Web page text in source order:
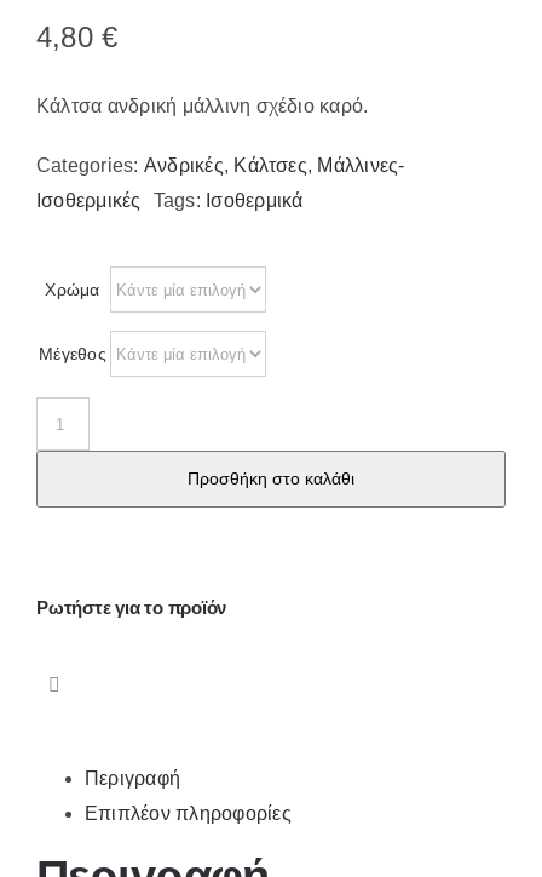
Χριστουγεννιάτικα
4,80€
Κάλτσα ανδρική μάλλινη σχέδιο καρό.
Categories: Ανδρικές, Κάλτσες, Μάλλινες-
Ισοθερμικές
Tags: Ισοθερμικά
Χρώμα
Μέγεθος
Κάλτσα
ανδρική
Προσθήκη στο καλάθι
Ρωτήστε για το προϊόν
Περιγραφή
Επιπλέον πληροφορίες